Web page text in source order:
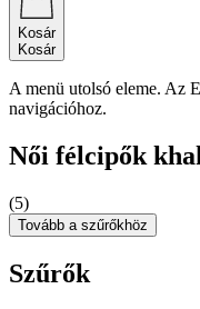
Kosár
Kosár
A menü utolsó eleme. Az
navigációhoz.
Női félcipők
(5)
Tovább a szűrőkhöz
Szűrők